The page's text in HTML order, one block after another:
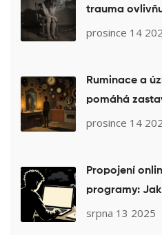
trauma
terapii léčit
prosince 14
Ruminace a
pomáhá
prosince 14
Propojení
programy:
maximum
srpna 13 2025